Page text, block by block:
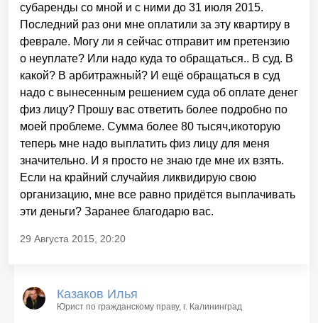
субаренды со мной и с ними до 31 июля 2015.
Последний раз они мне оплатили за эту квартиру в
феврале. Могу ли я сейчас отправит им претензию
о неуплате? Или надо куда то обращаться.. В суд. В
какой? В арбитражный? И ещё обращаться в суд
надо с вынесенным решением суда об оплате денег
физ лицу? Прошу вас ответить более подробно по
моей проблеме. Сумма более 80 тысяч,икоторую
теперь мне надо выплатить физ лицу для меня
значительно. И я просто не знаю где мне их взять.
Если на крайний случайия ликвидирую свою
организацию, мне все равно придётся выплачивать
эти деньги? Заранее благодарю вас.
29 Августа 2015, 20:20
Казаков Илья
Юрист по гражданскому праву, г. Калининград